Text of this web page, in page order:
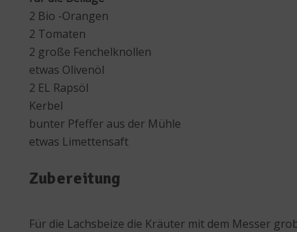
2 Bio -Orangen
2 Tomaten
2 große Fenchelknollen
etwas Olivenöl
2 EL Rapsöl
Kerbel
bunter Pfeffer aus der Mühle
etwas Limettensaft
Zubereitung
Für die Lachsbeize die Kräuter mit dem Messer